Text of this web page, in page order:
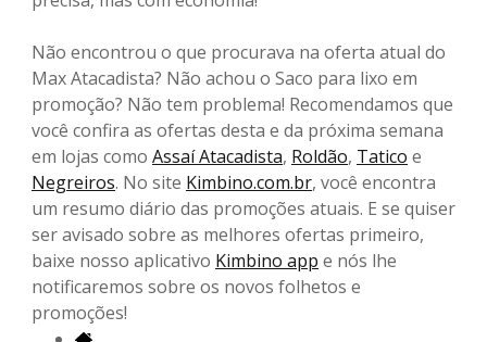
Não encontrou o que procurava na oferta atual do
Max Atacadista? Não achou o Saco para lixo em
promoção? Não tem problema! Recomendamos que
você confira as ofertas desta e da próxima semana
em lojas como Assaí Atacadista, Roldão, Tatico e
Negreiros. No site Kimbino.com.br, você encontra
um resumo diário das promoções atuais. E se quiser
ser avisado sobre as melhores ofertas primeiro,
baixe nosso aplicativo Kimbino app e nós lhe
notificaremos sobre os novos folhetos e
promoções!